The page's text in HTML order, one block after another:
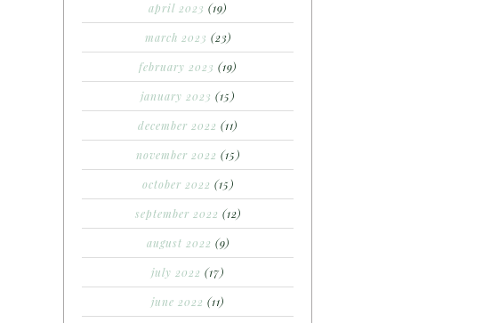
april 2023 (19)
march 2023 (23)
february 2023 (19)
january 2023 (15)
december 2022 (11)
november 2022 (15)
october 2022 (15)
september 2022 (12)
august 2022 (9)
july 2022 (17)
june 2022 (11)